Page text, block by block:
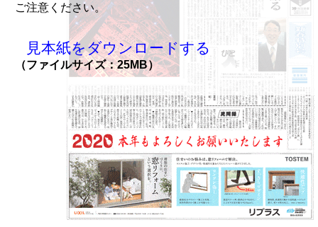
ご注意ください。
見本紙をダウンロードする
（ファイルサイズ：25MB）